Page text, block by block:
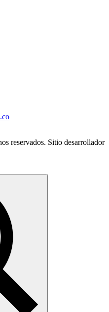
reservados. Sitio desarrollador